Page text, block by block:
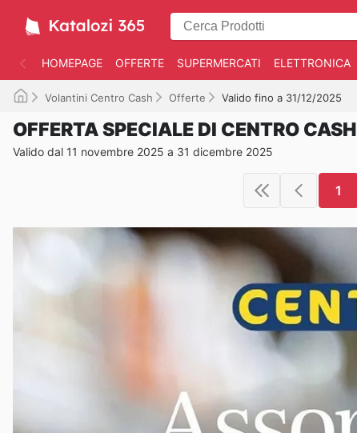
HOMEPAGE OFFERTE SUPERMERCATI ELETTRONICA
Volantini Centro Cash Offerte Valido fino a 31/12/2025
OFFERTA SPECIALE DI CENTRO CASH
Valido dal 11 novembre 2025 a 31 dicembre 2025
1